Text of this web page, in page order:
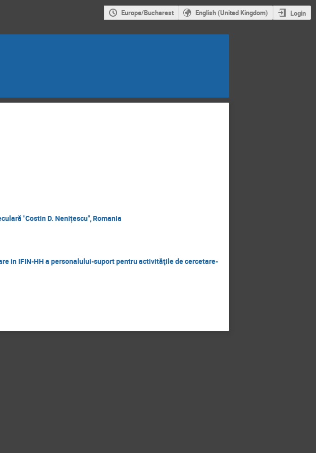
Europe/Bucharest English (United Kingdom) Login
"Costin D. Nenițescu", Romania
in IFIN-HH a personalului-suport pentru activităţile de cercetare-